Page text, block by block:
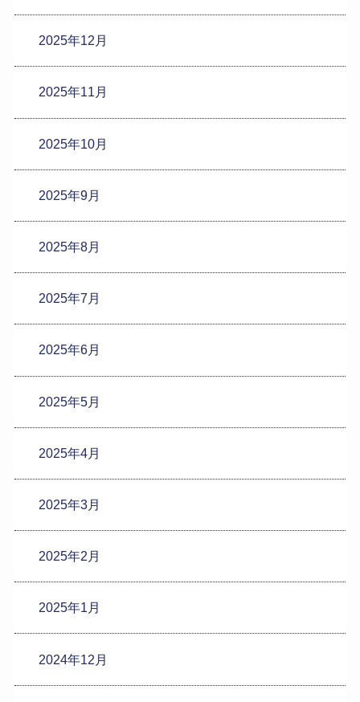
2025年12月
2025年11月
2025年10月
2025年9月
2025年8月
2025年7月
2025年6月
2025年5月
2025年4月
2025年3月
2025年2月
2025年1月
2024年12月